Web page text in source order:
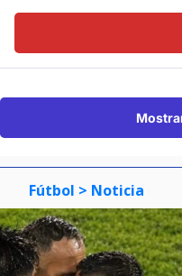
Fútbol > Noticia